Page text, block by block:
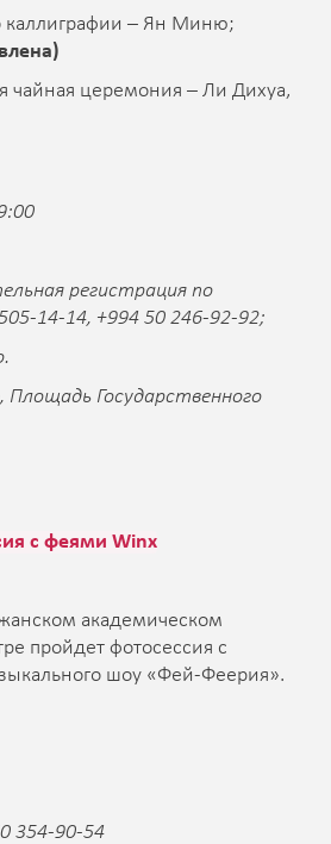
каллиграфии – Ян Миню;
чайная церемония – Ли Дихуа,
регистрация по
14-14, +994 50 246-92-92;
Площадь Государственного
с феями Winx
академическом
пройдет фотосессия с
шоу «Фей-Феерия».
354-90-54